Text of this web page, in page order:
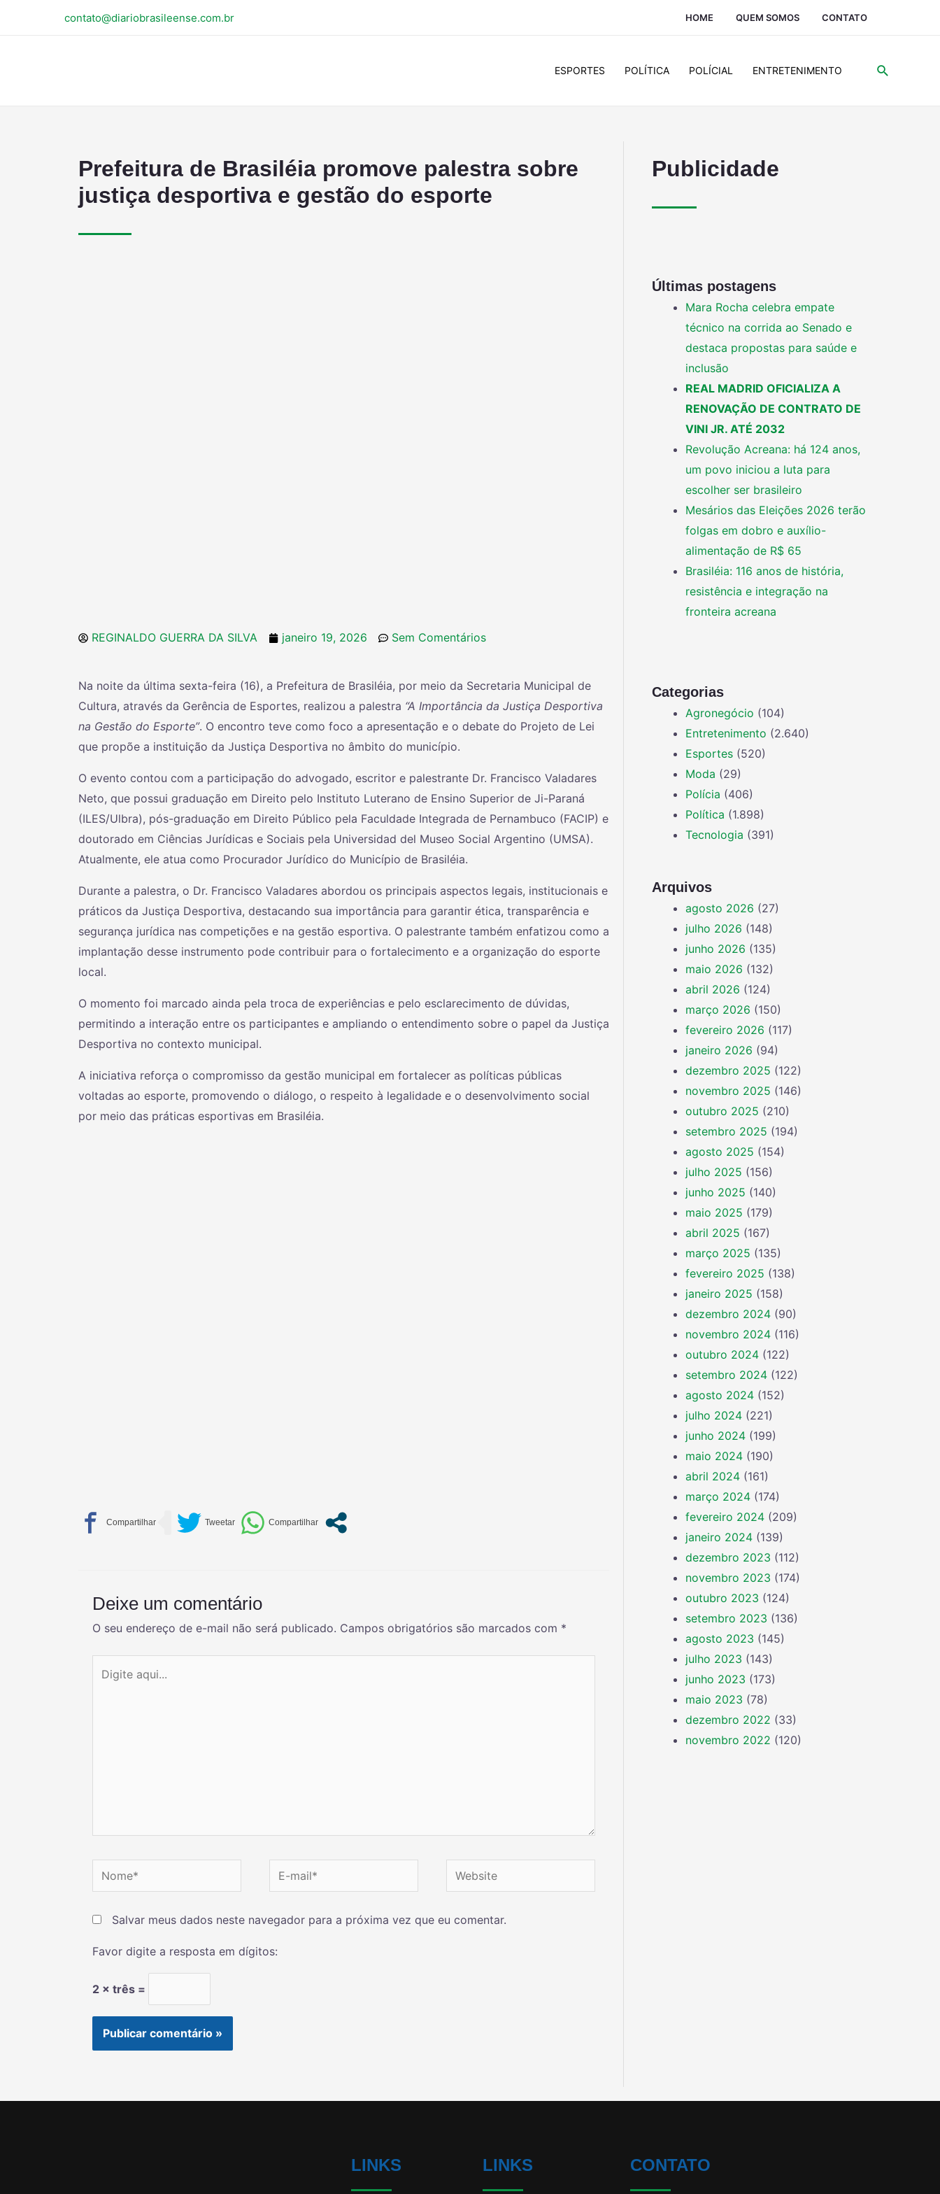
contato@diariobrasileense.com.br HOME QUEM SOMOS CONTATO
ESPORTES POLÍTICA POLÍCIAL ENTRETENIMENTO
Prefeitura de Brasiléia promove palestra sobre
justiça desportiva e gestão do esporte
REGINALDO GUERRA DA SILVA janeiro 19, 2026 Sem Comentários
Na noite da última sexta-feira (16), a Prefeitura de Brasiléia, por meio da Secretaria Municipal de
Cultura, através da Gerência de Esportes, realizou a palestra “A Importância da Justiça Desportiva
na Gestão do Esporte”. O encontro teve como foco a apresentação e o debate do Projeto de Lei
que propõe a instituição da Justiça Desportiva no âmbito do município.
O evento contou com a participação do advogado, escritor e palestrante Dr. Francisco Valadares
Neto, que possui graduação em Direito pelo Instituto Luterano de Ensino Superior de Ji-Paraná
(ILES/Ulbra), pós-graduação em Direito Público pela Faculdade Integrada de Pernambuco (FACIP) e
doutorado em Ciências Jurídicas e Sociais pela Universidad del Museo Social Argentino (UMSA).
Atualmente, ele atua como Procurador Jurídico do Município de Brasiléia.
Durante a palestra, o Dr. Francisco Valadares abordou os principais aspectos legais, institucionais e
práticos da Justiça Desportiva, destacando sua importância para garantir ética, transparência e
segurança jurídica nas competições e na gestão esportiva. O palestrante também enfatizou como a
implantação desse instrumento pode contribuir para o fortalecimento e a organização do esporte
local.
O momento foi marcado ainda pela troca de experiências e pelo esclarecimento de dúvidas,
permitindo a interação entre os participantes e ampliando o entendimento sobre o papel da Justiça
Desportiva no contexto municipal.
A iniciativa reforça o compromisso da gestão municipal em fortalecer as políticas públicas
voltadas ao esporte, promovendo o diálogo, o respeito à legalidade e o desenvolvimento social
por meio das práticas esportivas em Brasiléia.
Deixe um comentário
O seu endereço de e-mail não será publicado. Campos obrigatórios são marcados com *
Salvar meus dados neste navegador para a próxima vez que eu comentar.
Favor digite a resposta em dígitos:
2 × três =
Publicidade
Últimas postagens
Mara Rocha celebra empate
técnico na corrida ao Senado e
destaca propostas para saúde e
inclusão
REAL MADRID OFICIALIZA A
RENOVAÇÃO DE CONTRATO DE
VINI JR. ATÉ 2032
Revolução Acreana: há 124 anos,
um povo iniciou a luta para
escolher ser brasileiro
Mesários das Eleições 2026 terão
folgas em dobro e auxílio-
alimentação de R$ 65
Brasiléia: 116 anos de história,
resistência e integração na
fronteira acreana
Categorias
Agronegócio (104)
Entretenimento (2.640)
Esportes (520)
Moda (29)
Polícia (406)
Política (1.898)
Tecnologia (391)
Arquivos
agosto 2026 (27)
julho 2026 (148)
junho 2026 (135)
maio 2026 (132)
abril 2026 (124)
março 2026 (150)
fevereiro 2026 (117)
janeiro 2026 (94)
dezembro 2025 (122)
novembro 2025 (146)
outubro 2025 (210)
setembro 2025 (194)
agosto 2025 (154)
julho 2025 (156)
junho 2025 (140)
maio 2025 (179)
abril 2025 (167)
março 2025 (135)
fevereiro 2025 (138)
janeiro 2025 (158)
dezembro 2024 (90)
novembro 2024 (116)
outubro 2024 (122)
setembro 2024 (122)
agosto 2024 (152)
julho 2024 (221)
junho 2024 (199)
maio 2024 (190)
abril 2024 (161)
março 2024 (174)
fevereiro 2024 (209)
janeiro 2024 (139)
dezembro 2023 (112)
novembro 2023 (174)
outubro 2023 (124)
setembro 2023 (136)
agosto 2023 (145)
julho 2023 (143)
junho 2023 (173)
maio 2023 (78)
dezembro 2022 (33)
novembro 2022 (120)
LINKS LINKS CONTATO